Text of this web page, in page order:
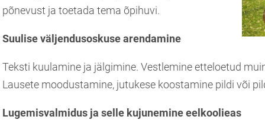
põnevust ja toetada tema õpihuvi.
Suulise väljendusoskuse arendamine
Teksti kuulamine ja jälgimine. Vestlemine etteloetud
Lausete moodustamine, jutukese koostamine pildi või
Lugemisvalmidus ja selle kujunemine eelkoolieas